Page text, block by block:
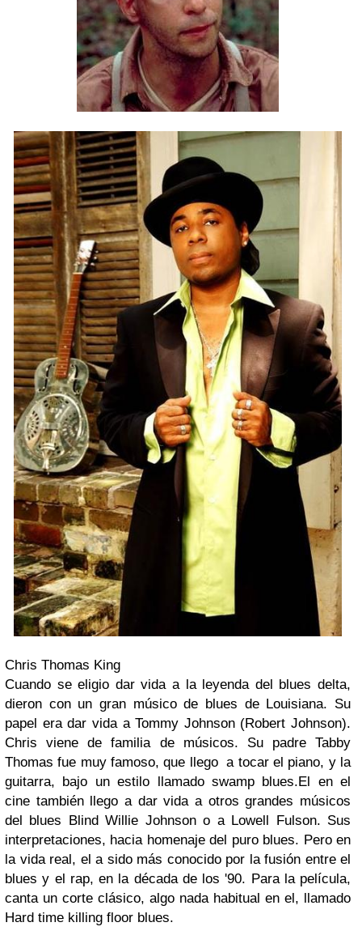
Chris Thomas King
Cuando se eligio dar vida a la leyenda del blues delta,
dieron con un gran músico de blues de Louisiana. Su
papel era dar vida a Tommy Johnson (Robert Johnson).
Chris viene de familia de músicos. Su padre Tabby
Thomas fue muy famoso, que llego a tocar el piano, y la
guitarra, bajo un estilo llamado swamp blues.El en el
cine también llego a dar vida a otros grandes músicos
del blues Blind Willie Johnson o a Lowell Fulson. Sus
interpretaciones, hacia homenaje del puro blues. Pero en
la vida real, el a sido más conocido por la fusión entre el
blues y el rap, en la década de los '90. Para la película,
canta un corte clásico, algo nada habitual en el, llamado
Hard time killing floor blues.